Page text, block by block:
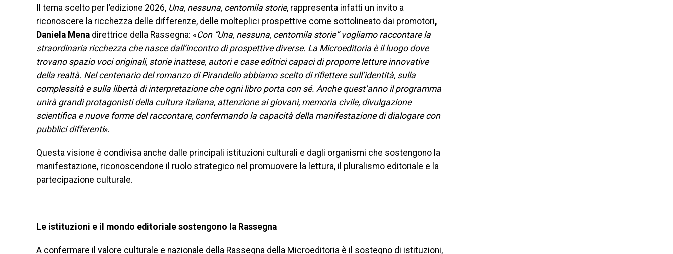
Il tema scelto per l’edizione 2026, Una, nessuna, centomila storie, rappresenta infatti un invito a
riconoscere la ricchezza delle differenze, delle molteplici prospettive come sottolineato dai promotori,
Daniela Mena direttrice della Rassegna: «Con “Una, nessuna, centomila storie” vogliamo raccontare la
straordinaria ricchezza che nasce dall’incontro di prospettive diverse. La Microeditoria è il luogo dove
trovano spazio voci originali, storie inattese, autori e case editrici capaci di proporre letture innovative
della realtà. Nel centenario del romanzo di Pirandello abbiamo scelto di riflettere sull’identità, sulla
complessità e sulla libertà di interpretazione che ogni libro porta con sé. Anche quest’anno il programma
unirà grandi protagonisti della cultura italiana, attenzione ai giovani, memoria civile, divulgazione
scientifica e nuove forme del raccontare, confermando la capacità della manifestazione di dialogare con
pubblici differenti».
Questa visione è condivisa anche dalle principali istituzioni culturali e dagli organismi che sostengono la
manifestazione, riconoscendone il ruolo strategico nel promuovere la lettura, il pluralismo editoriale e la
partecipazione culturale.
Le istituzioni e il mondo editoriale sostengono la Rassegna
A confermare il valore culturale e nazionale della Rassegna della Microeditoria è il sostegno di istituzioni,